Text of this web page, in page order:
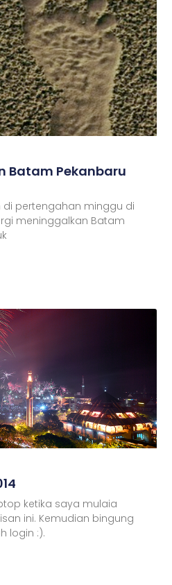
Batam Pekanbaru
di pertengahan minggu di
meninggalkan Batam
ketika saya mulaia
ini. Kemudian bingung
login :).